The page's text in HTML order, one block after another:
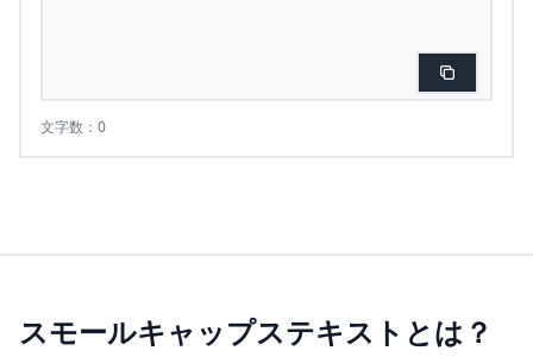
文字数：0
スモールキャップステキストとは？